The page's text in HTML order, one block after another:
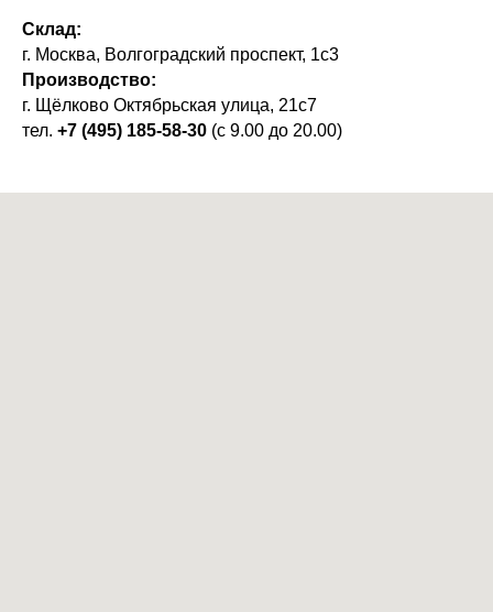
Склад:
г. Москва, Волгоградский проспект, 1с3
Производство:
г. Щёлково Октябрьская улица, 21с7
тел. +7 (495) 185-58-30 (с 9.00 до 20.00)